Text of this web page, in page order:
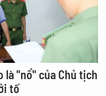
là "nổ" của Chủ tịch
tố